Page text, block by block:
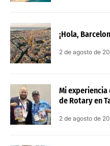
¡Hola,
2 de agosto de
Mi experiencia
de Rotary en
2 de agosto de